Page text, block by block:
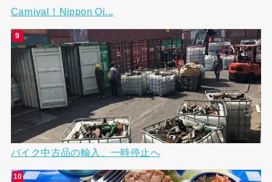
Carnival！Nippon Oi...
バイク中古品の輸入、一時停止へ